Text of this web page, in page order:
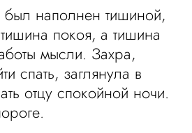
был наполнен тишиной,
покоя, а тишина
мысли. Захра,
спать, заглянула в
отцу спокойной ночи.